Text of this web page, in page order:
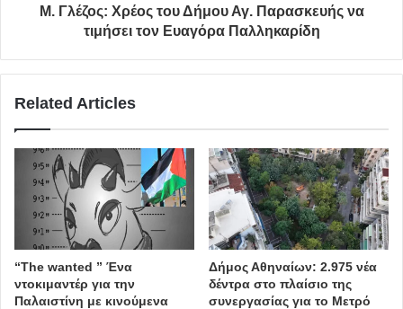
Μ. Γλέζος: Χρέος του Δήμου Αγ. Παρασκευής να
τιμήσει τον Ευαγόρα Παλληκαρίδη
Related Articles
“The wanted ” Ένα
ντοκιμαντέρ για την
Παλαιστίνη με κινούμενα
Δήμος Αθηναίων: 2.975 νέα
δέντρα στο πλαίσιο της
συνεργασίας για το Μετρό